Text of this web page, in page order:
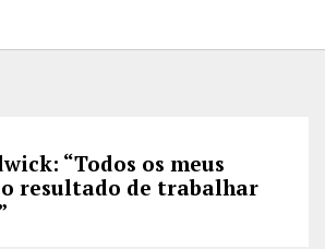
“Todos os meus
o resultado de trabalhar